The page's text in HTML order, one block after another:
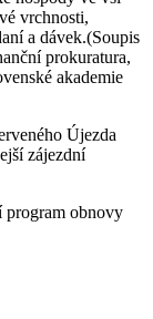
vrchnosti,
a dávek.(Soupis
prokuratura,
akademie
Újezda
zájezdní
program obnovy